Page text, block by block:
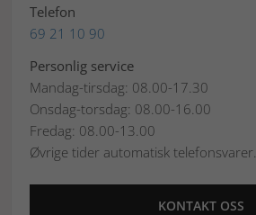
Telefon
69 21 10 90
Personlig service
Mandag-tirsdag: 08.00-17.30
Onsdag-torsdag: 08.00-16.00
Fredag: 08.00-13.00
Øvrige tider automatisk telefonsvarer.
KONTAKT OSS